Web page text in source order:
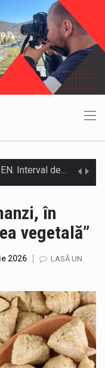
Proiectul de lege privind Strategia națională pentru conservarea biodiversității a fost din nou dezbătut ieri și în final adoptat de…
Pe scurt. Statuia lui PINTEA VITEAZU din fața Jandarmeriei Maramures a ajuns să fie zilele acestea mărul discordiei între administrații.…
Tot mai multi băimăreni semnalează prezența cersetorilor de etnie romă pe raza municipiului. Orasul este la propriu impânzit de ei…
Fostul deputat si primar Cătălin Cherecheș a fost invitat la Horia Nasra Show unde a sustinut o dezbatere pe teme…
Liceul Ucrainean „Taras Șevcenko” din Sighetu Marmației, singurul liceu din România cu predare în limba ucraineană, are potențialul de a-și…
în
vegetală”
2026
LASĂ UN